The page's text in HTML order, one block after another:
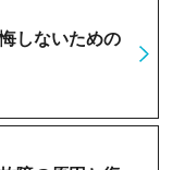
しないための